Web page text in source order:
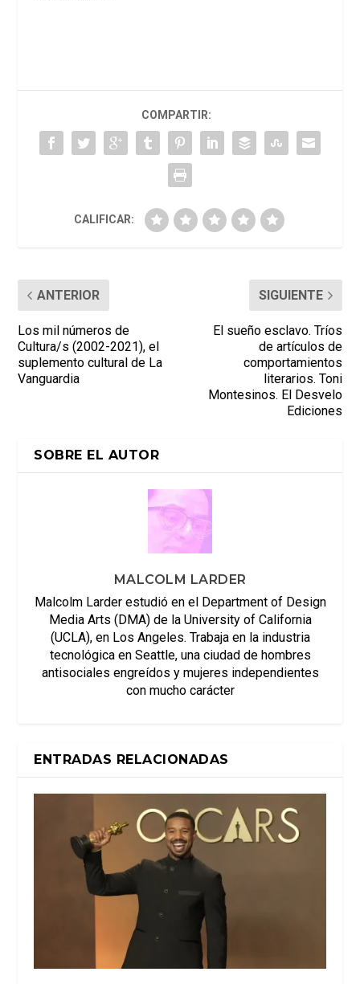
COMPARTIR:
CALIFICAR:
ANTERIOR
Los mil números de
Cultura/s (2002-2021), el
suplemento cultural de La
Vanguardia
SIGUIENTE
El sueño esclavo. Tríos
de artículos de
comportamientos
literarios. Toni
Montesinos. El Desvelo
Ediciones
SOBRE EL AUTOR
MALCOLM LARDER
Malcolm Larder estudió en el Department of Design
Media Arts (DMA) de la University of California
(UCLA), en Los Angeles. Trabaja en la industria
tecnológica en Seattle, una ciudad de hombres
antisociales engreídos y mujeres independientes
con mucho carácter
ENTRADAS RELACIONADAS